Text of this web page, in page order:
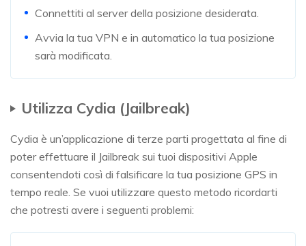
Connettiti al server della posizione desiderata.
Avvia la tua VPN e in automatico la tua posizione
sarà modificata.
Utilizza Cydia (Jailbreak)
Cydia è un’applicazione di terze parti progettata al fine di
poter effettuare il Jailbreak sui tuoi dispositivi Apple
consentendoti così di falsificare la tua posizione GPS in
tempo reale. Se vuoi utilizzare questo metodo ricordarti
che potresti avere i seguenti problemi: